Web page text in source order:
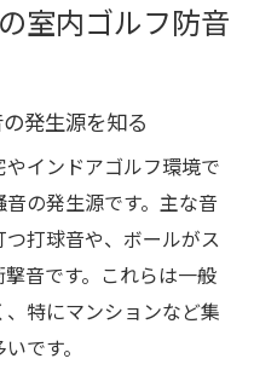
室内ゴルフ防音
発生源を知る
インドアゴルフ環境で
の発生源です。主な音
打球音や、ボールがス
音です。これらは一般
特にマンションなど集
です。